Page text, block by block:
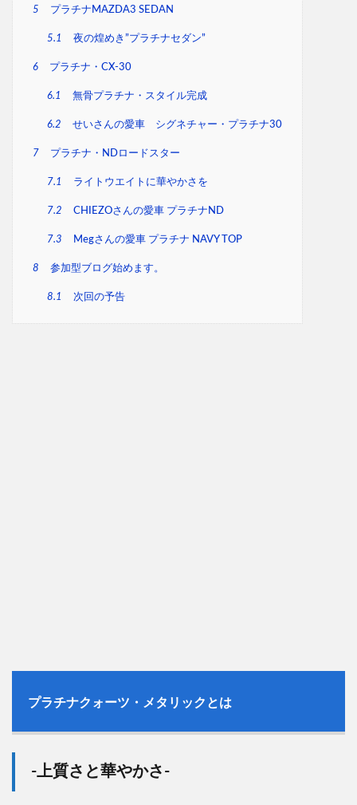
5 プラチナMAZDA3 SEDAN
5.1 夜の煌めき”プラチナセダン”
6 プラチナ・CX-30
6.1 無骨プラチナ・スタイル完成
6.2 せいさんの愛車 シグネチャー・プラチナ30
7 プラチナ・NDロードスター
7.1 ライトウエイトに華やかさを
7.2 CHIEZOさんの愛車 プラチナND
7.3 Megさんの愛車 プラチナ NAVY TOP
8 参加型ブログ始めます。
8.1 次回の予告
プラチナクォーツ・メタリックとは
-上質さと華やかさ-